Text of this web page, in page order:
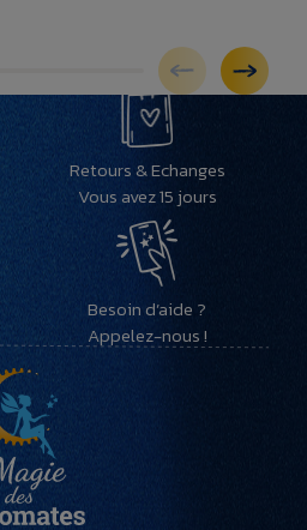
Retours & Echanges
Vous avez 15 jours
Besoin d’aide ?
Appelez-nous !